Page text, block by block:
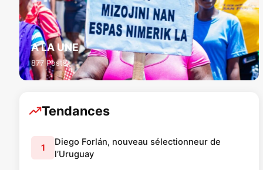
A LA UNE
877 Posts
Tendances
1
Diego Forlán, nouveau sélectionneur de
l’Uruguay